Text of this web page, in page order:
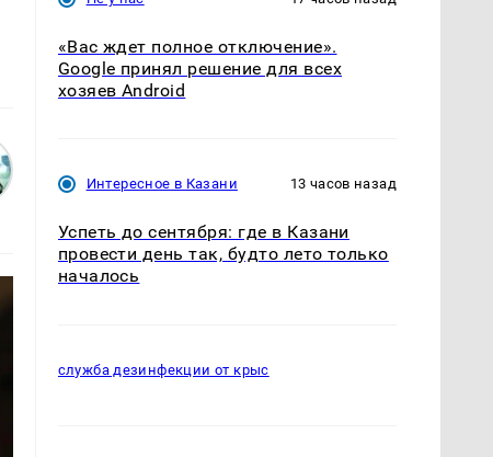
«Вас ждет полное отключение».
Google принял решение для всех
хозяев Android
Интересное в Казани 13 часов назад
Успеть до сентября: где в Казани
провести день так, будто лето только
началось
служба дезинфекции от крыс